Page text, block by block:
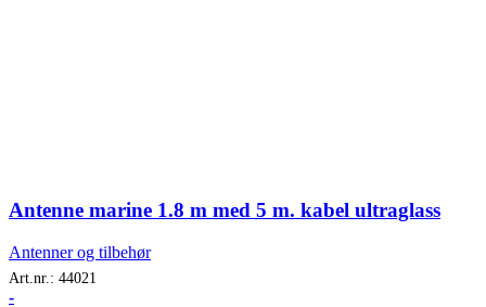
Antenne marine 1.8 m med 5 m. kabel ultraglass
Antenner og tilbehør
Art.nr.: 44021
-